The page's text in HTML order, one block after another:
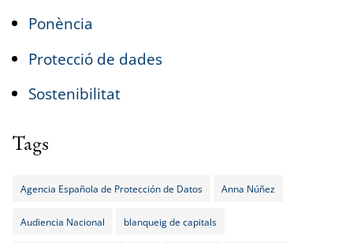
Ponència
Protecció de dades
Sostenibilitat
Tags
Agencia Española de Protección de Datos Anna Núñez
Audiencia Nacional blanqueig de capitals